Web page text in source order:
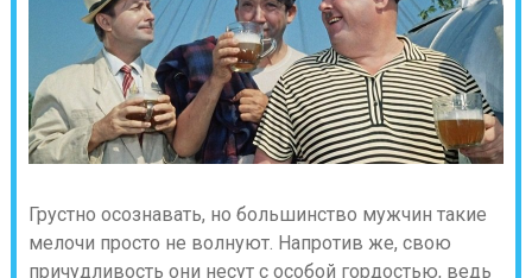
Грустно осознавать, но большинство мужчин такие
мелочи просто не волнуют. Напротив же, свою
причудливость они несут с особой гордостью, ведь